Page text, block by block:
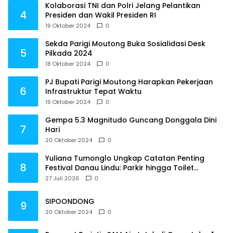
4
Kolaborasi TNI dan Polri Jelang Pelantikan
Presiden dan Wakil Presiden RI
19 Oktober 2024 0
5
Sekda Parigi Moutong Buka Sosialidasi Desk
Pilkada 2024
18 Oktober 2024 0
6
PJ Bupati Parigi Moutong Harapkan Pekerjaan
Infrastruktur Tepat Waktu
19 Oktober 2024 0
7
Gempa 5.3 Magnitudo Guncang Donggala Dini
Hari
20 Oktober 2024 0
8
Yuliana Tumonglo Ungkap Catatan Penting
Festival Danau Lindu: Parkir hingga Toilet
Harus Jadi Prioritas
27 Juli 2026 0
9 SIPOONDONG
20 Oktober 2024 0